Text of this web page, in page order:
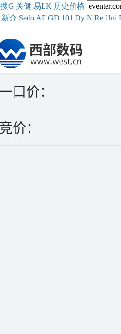
搜G 关健 易LK 历史价格
新介 Sedo AF GD 101 Dy N Re Uni